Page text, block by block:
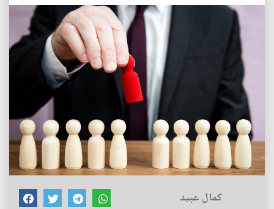
كمال عبيد